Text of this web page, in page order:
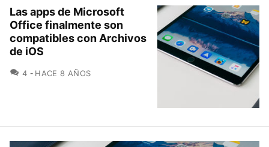
Las apps de Microsoft
Office finalmente son
compatibles con Archivos
de iOS
4 COMENTARIOS
HACE 8 AÑOS